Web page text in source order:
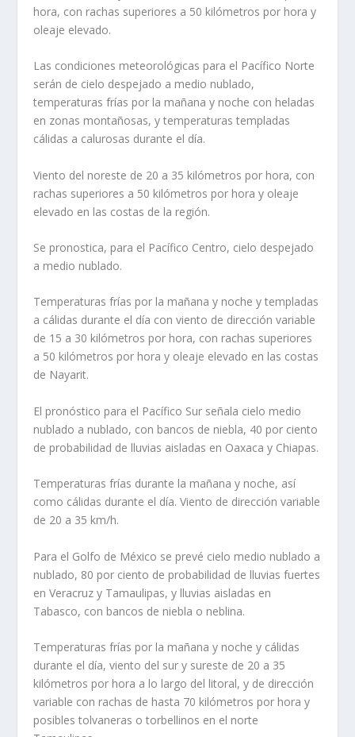
hora, con rachas superiores a 50 kilómetros por hora y
oleaje elevado.
Las condiciones meteorológicas para el Pacífico Norte
serán de cielo despejado a medio nublado,
temperaturas frías por la mañana y noche con heladas
en zonas montañosas, y temperaturas templadas
cálidas a calurosas durante el día.
Viento del noreste de 20 a 35 kilómetros por hora, con
rachas superiores a 50 kilómetros por hora y oleaje
elevado en las costas de la región.
Se pronostica, para el Pacífico Centro, cielo despejado
a medio nublado.
Temperaturas frías por la mañana y noche y templadas
a cálidas durante el día con viento de dirección variable
de 15 a 30 kilómetros por hora, con rachas superiores
a 50 kilómetros por hora y oleaje elevado en las costas
de Nayarit.
El pronóstico para el Pacífico Sur señala cielo medio
nublado a nublado, con bancos de niebla, 40 por ciento
de probabilidad de lluvias aisladas en Oaxaca y Chiapas.
Temperaturas frías durante la mañana y noche, así
como cálidas durante el día. Viento de dirección variable
de 20 a 35 km/h.
Para el Golfo de México se prevé cielo medio nublado a
nublado, 80 por ciento de probabilidad de lluvias fuertes
en Veracruz y Tamaulipas, y lluvias aisladas en
Tabasco, con bancos de niebla o neblina.
Temperaturas frías por la mañana y noche y cálidas
durante el día, viento del sur y sureste de 20 a 35
kilómetros por hora a lo largo del litoral, y de dirección
variable con rachas de hasta 70 kilómetros por hora y
posibles tolvaneras o torbellinos en el norte